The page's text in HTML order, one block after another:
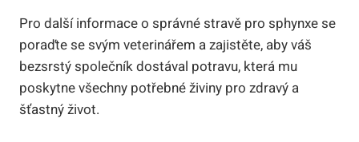
Pro další informace o správné stravě pro sphynxe se
poraďte se svým veterinářem a zajistěte, aby váš
bezsrstý společník dostával potravu, která mu
poskytne všechny potřebné živiny pro zdravý a
šťastný život.